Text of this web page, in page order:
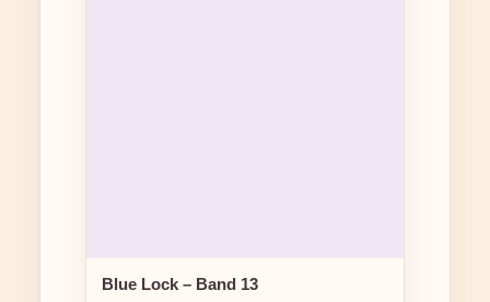
Blue Lock – Band 13